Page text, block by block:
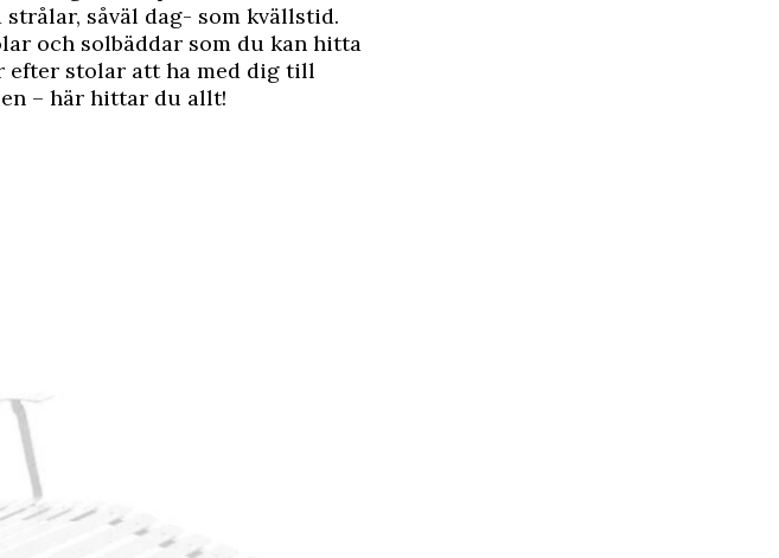
såväl dag- som kvällstid.
och solbäddar som du kan hitta
efter stolar att ha med dig till
– här hittar du allt!